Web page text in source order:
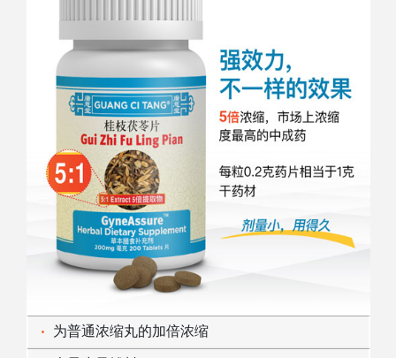
为普通浓缩丸的加倍浓缩